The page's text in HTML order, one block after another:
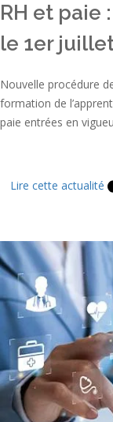
RH et paie
le 1er
Nouvelle procédure
formation de
paie entrées en
Lire cette actualité